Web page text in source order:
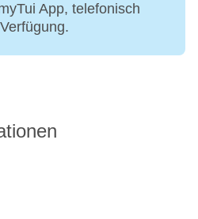
App, telefonisch